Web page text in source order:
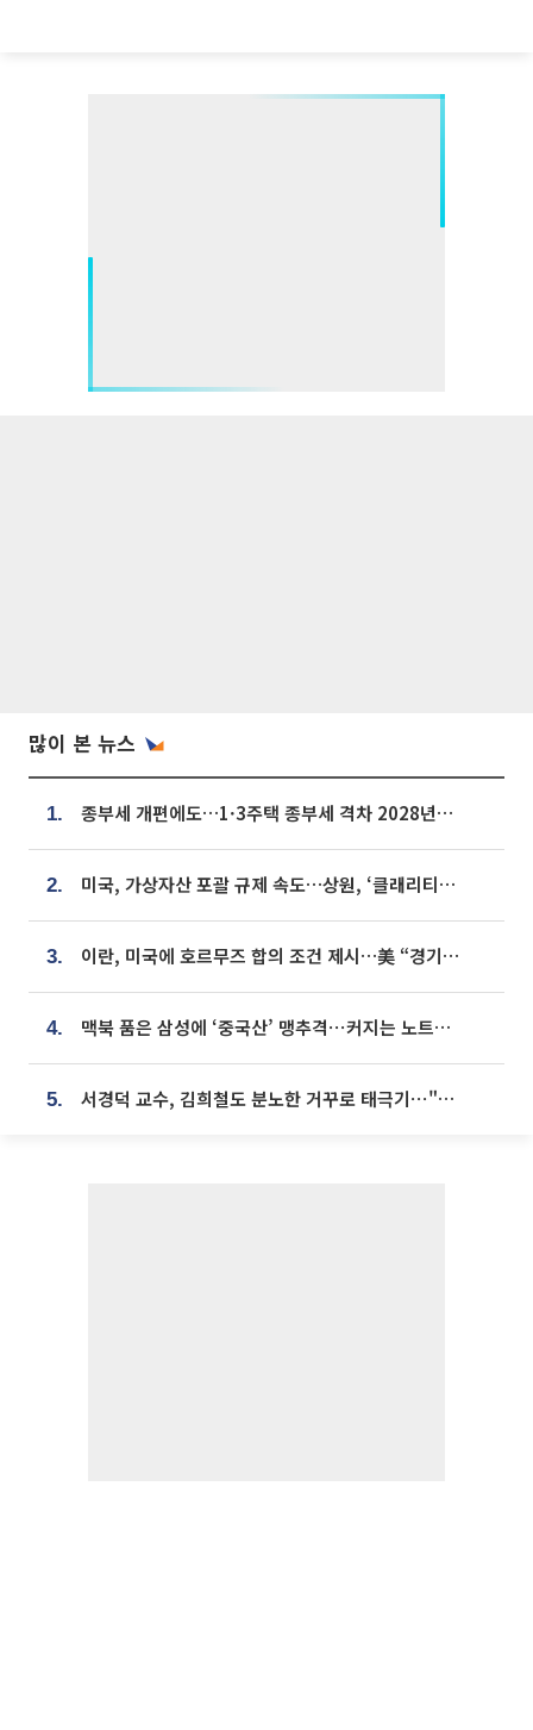
많이 본 뉴스
1. 종부세 개편에도…1·3주택 종부세 격차 2028년부터 확대
2. 미국, 가상자산 포괄 규제 속도…상원, ‘클래리티법’ 9월 절차투표 추진
3. 이란, 미국에 호르무즈 합의 조건 제시…美 “경기 아직 안 끝나” [종합]
4. 맥북 품은 삼성에 ‘중국산’ 맹추격⋯커지는 노트북 OLED 시장
5. 서경덕 교수, 김희철도 분노한 거꾸로 태극기⋯"엉터리는 아냐, 아쉬울 뿐"